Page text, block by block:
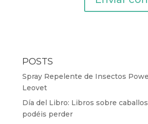
POSTS
Spray Repelente de Insectos
Leovet
Día del Libro: Libros sobre
podéis perder